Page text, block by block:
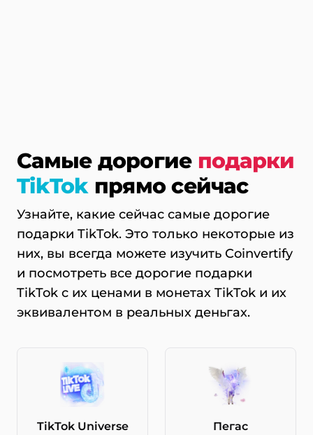
Самые дорогие подарки
TikTokпрямо сейчас
Узнайте, какие сейчас самые дорогие
подарки TikTok. Это только некоторые из
них, вы всегда можете изучить Coinvertify
и посмотреть все дорогие подарки
TikTok с их ценами в монетах TikTok и их
эквивалентом в реальных деньгах.
TikTok Universe Пегас